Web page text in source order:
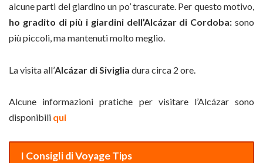
alcune parti del giardino un po’ trascurate. Per questo motivo,
ho gradito di più i giardini dell’Alcázar di Cordoba: sono
più piccoli, ma mantenuti molto meglio.
La visita all’Alcázar di Siviglia dura circa 2 ore.
Alcune informazioni pratiche per visitare l’Alcázar sono
disponibili qui
I Consigli di Voyage Tips